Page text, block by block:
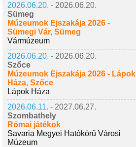
2026.06.20. - 2026.06.20.
Sümeg
Múzeumok Éjszakája 2026 -
Sümegi Vár, Sümeg
Vármúzeum
2026.06.20. - 2026.06.20.
Szőce
Múzeumok Éjszakája 2026 - Lápok
Háza, Szőce
Lápok Háza
2026.06.11. - 2027.06.27.
Szombathely
Római játékok
Savaria Megyei Hatókörű Városi
Múzeum